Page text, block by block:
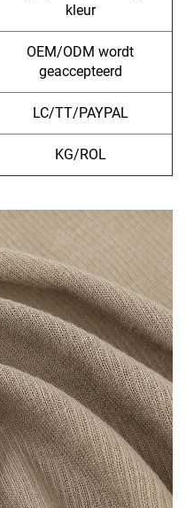
kleur
OEM/ODM wordt
geaccepteerd
LC/TT/PAYPAL
KG/ROL